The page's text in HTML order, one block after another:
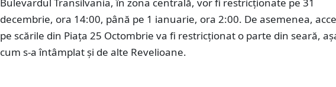
Bulevardul Transilvania, în zona centrală, vor fi restricționate pe 31
decembrie, ora 14:00, până pe 1 ianuarie, ora 2:00. De asemenea,
pe scările din Piața 25 Octombrie va fi restricționat o parte din seară,
cum s-a întâmplat și de alte Revelioane.